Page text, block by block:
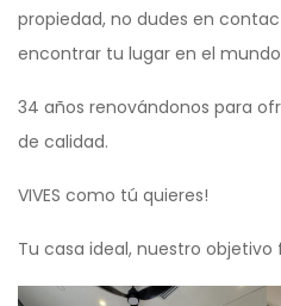
propiedad, no dudes en
encontrar tu lugar en el
34 años renovándonos para
de calidad.
VIVES como tú quieres!
Tu casa ideal, nuestro objetivo